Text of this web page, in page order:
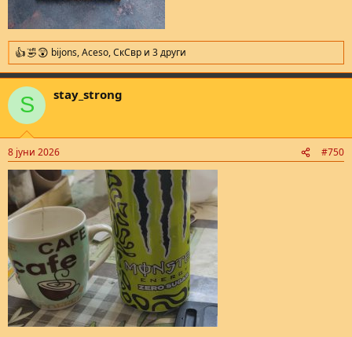
R
e
a
c
i
n
s
:
bijons,Aceso,СкСвр и 3 други
S stay_strong
8 јуни 2026 #750